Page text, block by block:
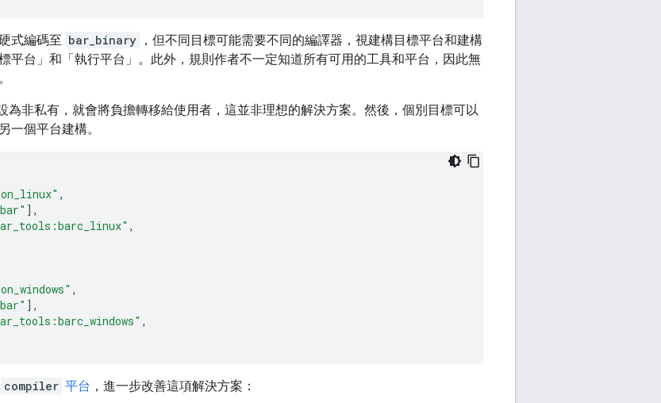
式編碼至 bar_binary ，但不同目標可能需要不同的編譯器，視建構目標平台和建構
平台」 和「執行平台」 。此外，規則作者不一定知道所有可用的工具和平台，因此無
為非私有，就會將負擔轉移給使用者，這並非理想的解決方案。然後，個別目標可以
一個平台建構。
,
],
,
,
],
,
compiler 平台 ，進一步改善這項解決方案：